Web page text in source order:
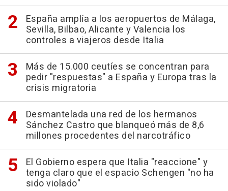
España amplía a los aeropuertos de Málaga,
Sevilla, Bilbao, Alicante y Valencia los
controles a viajeros desde Italia
Más de 15.000 ceutíes se concentran para
pedir "respuestas" a España y Europa tras la
crisis migratoria
Desmantelada una red de los hermanos
Sánchez Castro que blanqueó más de 8,6
millones procedentes del narcotráfico
El Gobierno espera que Italia "reaccione" y
tenga claro que el espacio Schengen "no ha
sido violado"